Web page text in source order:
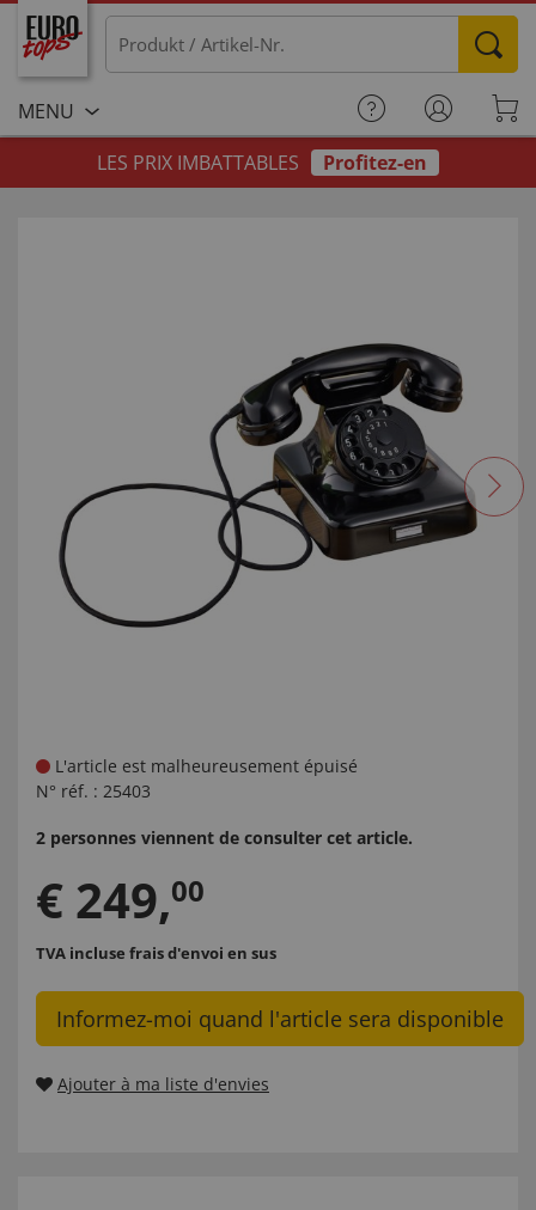
MENU
LES PRIX IMBATTABLES
Profitez-en
L'article est malheureusement épuisé
N° réf. : 25403
2 personnes viennent de consulter cet article.
€ 249,00
TVA incluse frais d'envoi en sus
Informez-moi quand l'article sera disponible
Ajouter à ma liste d'envies